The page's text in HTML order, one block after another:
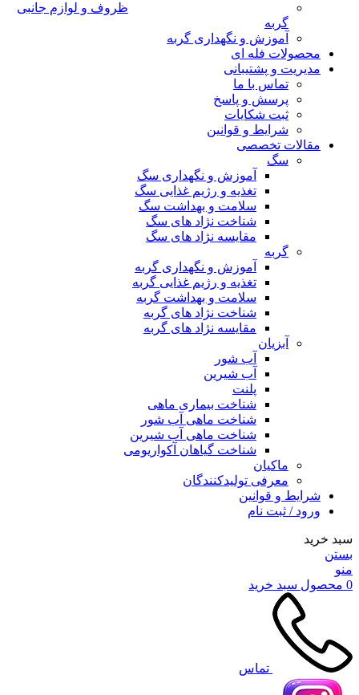
ظروف و لوازم جانبی
گربه
آموزش و نگهداری گربه
محصولات فله ای
مدیریت و پشتیبانی
تماس با ما
پرسش و پاسخ
ثبت شکایات
شرایط و قوانین
مقالات تخصصی
سگ
آموزش و نگهداری سگ
تغذیه و رژیم غذایی سگ
سلامت و بهداشت سگ
شناخت نژاد های سگ
مقایسه نژاد های سگ
گربه
آموزش و نگهداری گربه
تغذیه و رژیم غذایی گربه
سلامت و بهداشت گربه
شناخت نژاد های گربه
مقایسه نژاد های گربه
آبزیان
آب شور
آب شیرین
پلنت
شناخت بیماری ماهی
شناخت ماهی آب شور
شناخت ماهی آب شیرین
شناخت گیاهان آکواریومی
ماکیان
معرفی تولیدکنندگان
شرایط و قوانین
ورود / ثبت نام
سبد خرید
بستن
منو
0 محصول سبد خرید
تماس